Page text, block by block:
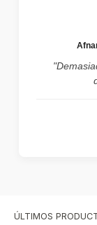
ÚLTIMOS